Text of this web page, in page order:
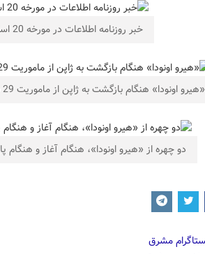
خبر روزنامه اطلاعات در مورخه 20 اسفند 1352 شمسی، درباره تسلیم شدن «هیرو اونودا»
«هیرو اونودا» هنگام بازگشت به ژاپن از ماموریت 29 ساله
دو چهره از «هیرو اونودا»، هنگام آغاز و